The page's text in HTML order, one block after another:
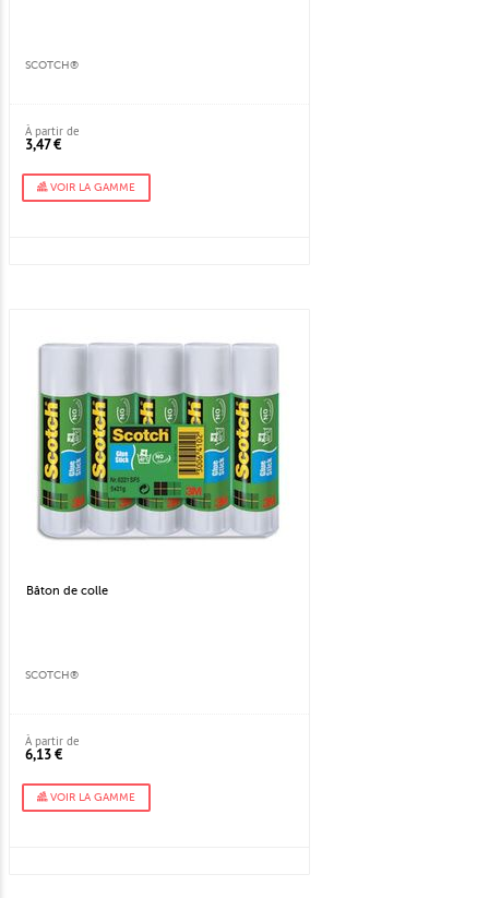
SCOTCH®
À partir de
3,47 €
VOIR LA GAMME
Bâton de colle
SCOTCH®
À partir de
6,13 €
VOIR LA GAMME